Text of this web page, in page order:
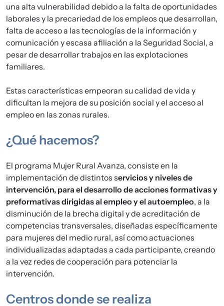
una alta vulnerabilidad debido a la falta de oportunidades
laborales y la precariedad de los empleos que desarrollan,
falta de acceso a las tecnologías de la información y
comunicación y escasa afiliación a la Seguridad Social, a
pesar de desarrollar trabajos en las explotaciones
familiares.
Estas características empeoran su calidad de vida y
dificultan la mejora de su posición social y el acceso al
empleo en las zonas rurales.
¿Qué hacemos?
El programa Mujer Rural Avanza, consiste en la
implementación de distintos servicios y niveles de
intervención, para el desarrollo de acciones formativas y
preformativas dirigidas al empleo y el autoempleo, a la
disminución de la brecha digital y de acreditación de
competencias transversales, diseñadas específicamente
para mujeres del medio rural, así como actuaciones
individualizadas adaptadas a cada participante, creando
a la vez redes de cooperación para potenciar la
intervención.
Centros donde se realiza